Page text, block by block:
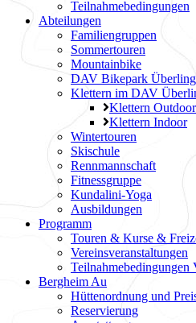
Teilnahmebedingungen
Abteilungen
Familiengruppen
Sommertouren
Mountainbike
DAV Bikepark
Klettern im DAV
Klettern Outdoor
Klettern Indoor
Wintertouren
Skischule
Rennmannschaft
Fitnessgruppe
Kundalini-Yoga
Ausbildungen
Programm
Touren & Kurse &
Vereinsveranstaltungen
Teilnahmebedingungen
Bergheim Au
Hüttenordnung und
Reservierung